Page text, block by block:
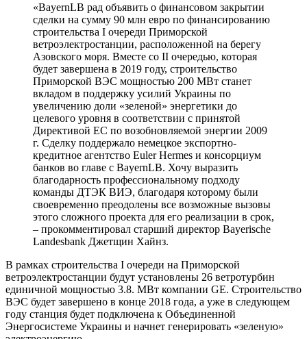
«BayernLB рад объявить о финансовом закрытии
сделки на сумму 90 млн евро по финансированию
строительства I очереди Приморской
ветроэлектростанции, расположенной на берегу
Азовского моря. Вместе со II очередью, которая
будет завершена в 2019 году, строительство
Приморской ВЭС мощностью 200 МВт станет
вкладом в поддержку усилий Украины по
увеличению доли «зеленой» энергетики до
целевого уровня в соответствии с принятой
Директивой ЕС по возобновляемой энергии 2009
г. Сделку поддержало немецкое экспортно-
кредитное агентство Euler Hermes и консорциум
банков во главе с BayernLB. Хочу выразить
благодарность профессиональному подходу
команды ДТЭК ВИЭ, благодаря которому были
своевременно преодолены все возможные вызовы
этого сложного проекта для его реализации в срок,
– прокомментировал старший директор Bayerische
Landesbank Джетщин Хайнз.
В рамках строительства I очереди на Приморской
ветроэлектростанции будут установлены 26 ветротурбин
единичной мощностью 3.8. МВт компании GE. Строительство
ВЭС будет завершено в конце 2018 года, а уже в следующем
году станция будет подключена к Объединенной
Энергосистеме Украины и начнет генерировать «зеленую»